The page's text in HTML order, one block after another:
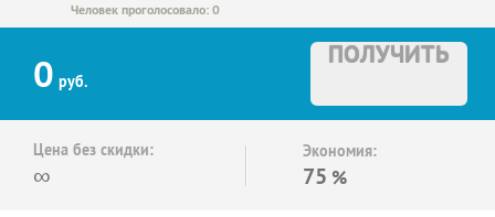
Человек проголосовало: 0
0 руб.
ПОЛУЧИТЬ
Цена без скидки:
∞
Экономия:
75 %